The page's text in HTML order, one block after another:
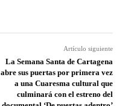
Artículo siguiente
La Semana Santa de Cartagena
abre sus puertas por primera vez
a una Cuaresma cultural que
culminará con el estreno del